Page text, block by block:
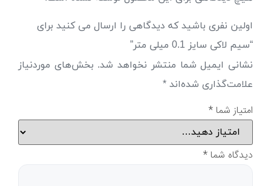
اولین نفری باشید که دیدگاهی را ارسال می کنید برای
“سیم لاکی سایز 0.1 میلی متر”
نشانی ایمیل شما منتشر نخواهد شد. بخش‌های موردنیاز
علامت‌گذاری شده‌اند *
امتیاز شما*
دیدگاه شما*